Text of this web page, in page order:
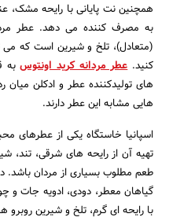
همچنین نت پایانی با رایحه مشک،
به مصرف کننده می دهد. عطر
(متعادل)، تلخ و شیرین است که می
کنید.عطر مردانه کرید اونتوسبه
های تولیدکننده عطر و ادکلن
هایی مشابه این عطر دارند.
اسپانیا خاستگاه یکی از عطرهای
تهیه آن از رایحه های شرقی، تند،
طعم مطلوب بسیاری از مردان باشد.
گیاهان معطر، دودی، ادویه جات
با رایحه ای گرم، تلخ و شیرین روبرو